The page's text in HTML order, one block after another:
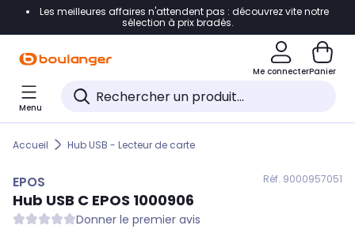
Accéder directement à la navigation
Accéder directement au pied de page
Accéder directement au chatbot
Les meilleures affaires n'attendent pas : découvrez vite notre
sélection à prix bradés.
Me connecterPanier
Menu
Accueil Hub USB - Lecteur de carte
EPOS Réf. 9000957051
Hub USB C EPOS 1000906
Donner le premier avis